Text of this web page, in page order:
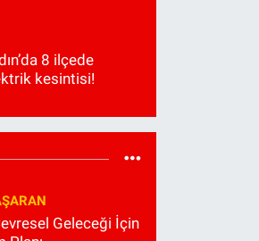
8 ilçede
kesintisi!
Geleceği İçin